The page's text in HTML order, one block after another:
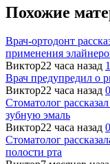
Похожие
Врач-ортодонт
применения
Виктор22 часа назад 1
Врач предупредил о
Виктор22 часа назад 0
Стоматолог
зубную эмаль
Виктор22 часа назад 0
Стоматолог
полости рта